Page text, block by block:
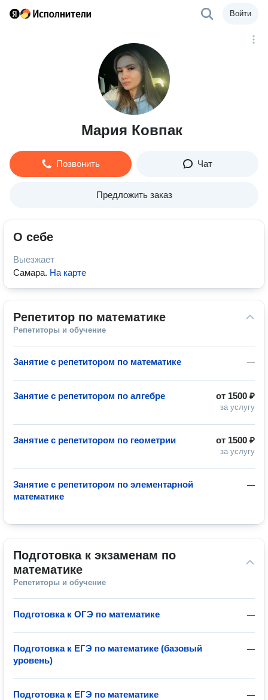
Войти
Мария Ковпак
Позвонить Чат
Предложить заказ
О себе
Выезжает
Самара. На карте
Репетитор по математике
Репетиторы и обучение
—
Занятие с репетитором по математике
от 1500 ₽
за услугу
Занятие с репетитором по алгебре
от 1500 ₽
за услугу
Занятие с репетитором по геометрии
—
Занятие с репетитором по элементарной
математике
Подготовка к экзаменам по
математике
Репетиторы и обучение
—
Подготовка к ОГЭ по математике
—
Подготовка к ЕГЭ по математике (базовый
уровень)
—
Подготовка к ЕГЭ по математике